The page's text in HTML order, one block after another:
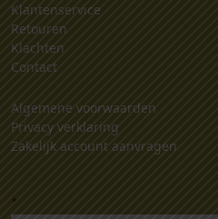
Klantenservice
Retouren
Klachten
Contact
Algemene voorwaarden
Privacy verklaring
Zakelijk account aanvragen
.